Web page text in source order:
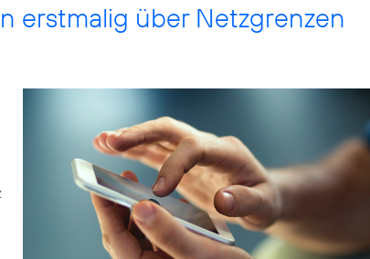
erstmalig über Netzgrenzen